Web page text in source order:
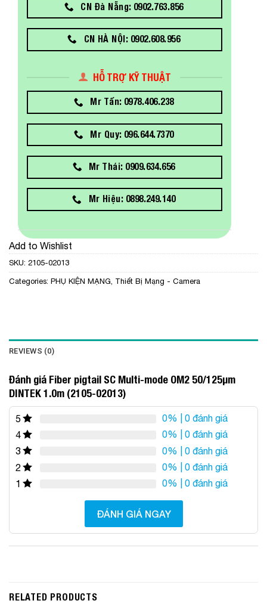
CN Đà Nẵng: 0902.763.856
CN HÀ NỘI: 0902.608.956
HỖ TRỢ KỸ THUẬT
Mr Tấn: 0978.406.238
Mr Quy: 096.644.7370
Mr Thái: 0909.634.656
Mr Hiệu: 0898.249.140
Add to Wishlist
SKU: 2105-02013
Categories: PHỤ KIỆN MẠNG Thiết Bị Mạng - Camera
REVIEWS (0)
Đánh giá Fiber pigtail SC Multi-mode OM2 50/125µm
DINTEK 1.0m (2105-02013)
5 0% | 0 đánh giá
4
0% | 0 đánh giá
3
0% | 0 đánh giá
2
0% | 0 đánh giá
1
0% | 0 đánh giá
ĐÁNH GIÁ NGAY
RELATED PRODUCTS